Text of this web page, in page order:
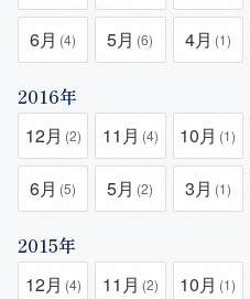
6月 (4) 5月 (6) 4月 (1)
2016年
12月 (2) 11月 (4) 10月 (1)
6月 (5) 5月 (2) 3月 (1)
2015年
12月 (4) 11月 (2) 10月 (1)